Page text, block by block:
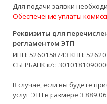
Для подачи заявки
Обеспечение уплаты
Реквизиты для
регламентом ЭТП
ИНН: 5260158743 КПП:
СБЕРБАНК к/c:
В случае, если вы будете
услуг ЭТП в размере 3